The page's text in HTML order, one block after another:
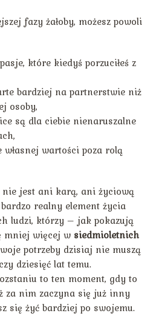
fazy żałoby, możesz powoli
które kiedyś porzuciłeś z
bardziej na partnerstwie niż
osoby,
są dla ciebie nienaruszalne
własnej wartości poza rolą
nie jest ani karą, ani życiową
realny element życia
ludzi, którzy – jak pokazują
mniej więcej w siedmioletnich
potrzeby dzisiaj nie muszą
dziesięć lat temu.
to ten moment, gdy to
za nim zaczyna się już inny
się żyć bardziej po swojemu.